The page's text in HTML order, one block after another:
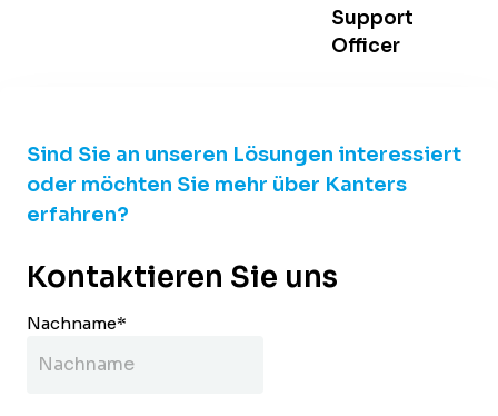
Support
Officer
Sind Sie an unseren Lösungen interessiert
oder möchten Sie mehr über Kanters
erfahren?
Kontaktieren Sie uns
Nachname*